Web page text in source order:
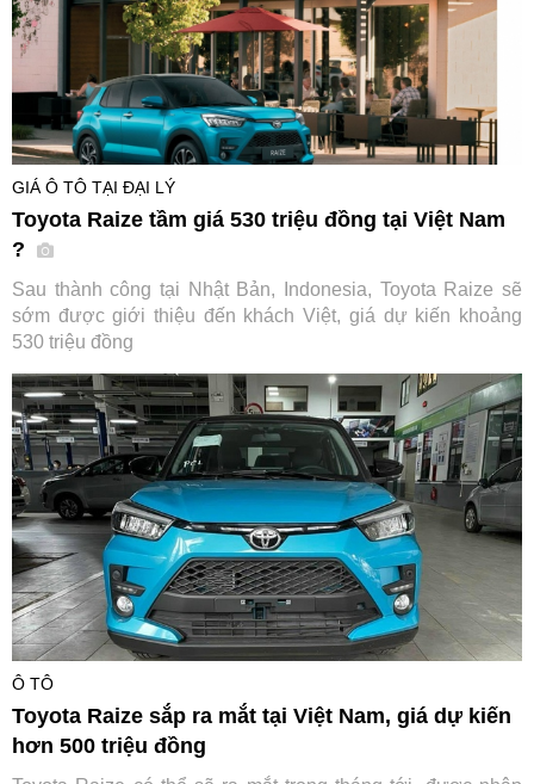
GIÁ Ô TÔ TẠI ĐẠI LÝ
Toyota Raize tầm giá 530 triệu đồng tại Việt Nam
?
Sau thành công tại Nhật Bản, Indonesia, Toyota Raize sẽ
sớm được giới thiệu đến khách Việt, giá dự kiến khoảng
530 triệu đồng
Ô TÔ
Toyota Raize sắp ra mắt tại Việt Nam, giá dự kiến
hơn 500 triệu đồng